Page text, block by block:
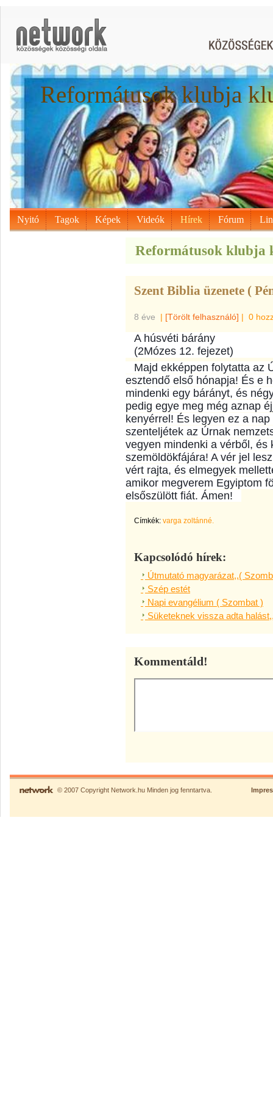
Reformátusok klubja
Nyitó Tagok Képek Videók Hírek Fórum
Reformátusok klubja
Szent Biblia üzenete (
8 éve | [Törölt felhasználó] | 0
A húsvéti bárány
(2Mózes 12. fejezet)
Majd ekképpen folytatta az
esztendő első hónapja! És e
mindenki egy bárányt, és
pedig egye meg még aznap
kenyérrel! És legyen ez a
szenteljétek az Úrnak
vegyen mindenki a vérből, és
szemöldökfájára! A vér jel
vért rajta, és elmegyek
amikor megverem Egyiptom
elsőszülött fiát. Ámen!
Címkék: varga zoltánné.
Kapcsolódó hírek:
Útmutató magyarázat,,(
Szép estét
Napi evangélium ( Szombat )
Süketeknek vissza adta
Kommentáld!
© 2007 Copyright Network.hu Minden jog fenntartva.